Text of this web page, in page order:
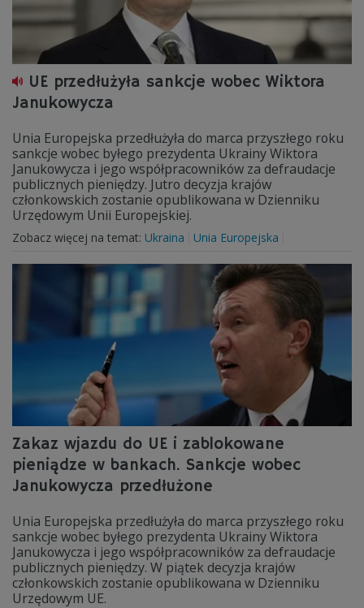
UE przedłużyła sankcje wobec Wiktora
Janukowycza
Unia Europejska przedłużyła do marca przyszłego roku
sankcje wobec byłego prezydenta Ukrainy Wiktora
Janukowycza i jego współpracowników za defraudacje
publicznych pieniędzy. Jutro decyzja krajów
członkowskich zostanie opublikowana w Dzienniku
Urzędowym Unii Europejskiej.
Zobacz więcej na temat: Ukraina Unia Europejska
Zakaz wjazdu do UE i zablokowane
pieniądze w bankach. Sankcje wobec
Janukowycza przedłużone
Unia Europejska przedłużyła do marca przyszłego roku
sankcje wobec byłego prezydenta Ukrainy Wiktora
Janukowycza i jego współpracowników za defraudacje
publicznych pieniędzy. W piątek decyzja krajów
członkowskich zostanie opublikowana w Dzienniku
Urzędowym UE.